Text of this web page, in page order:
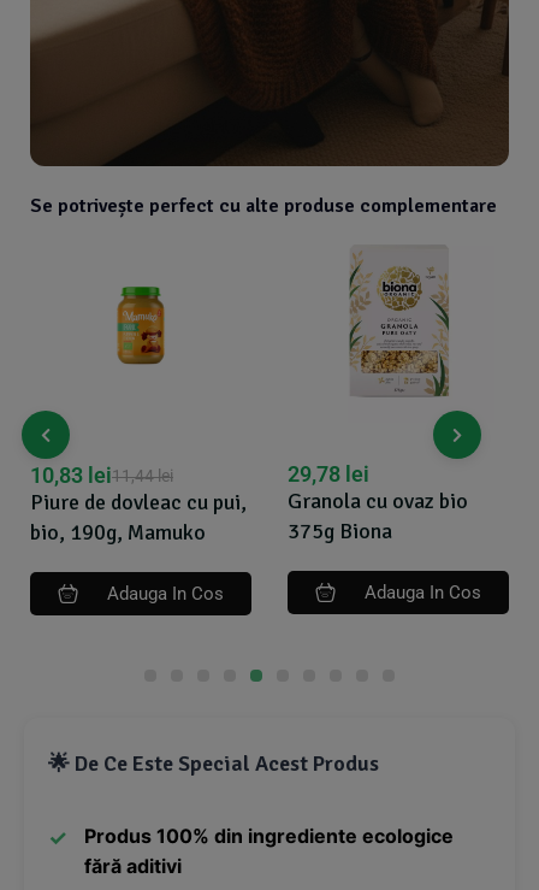
Se potrivește perfect cu alte produse complementare
Piure de dovleac cu pui,
bio, 190g, Mamuko
11,44lei
10,83 lei
Adauga In Cos
Granola cu ovaz bio
375g Biona
29,78 lei
Adauga In Cos
🌟 De Ce Este Special Acest Produs
Produs 100% din ingrediente ecologice
fără aditivi